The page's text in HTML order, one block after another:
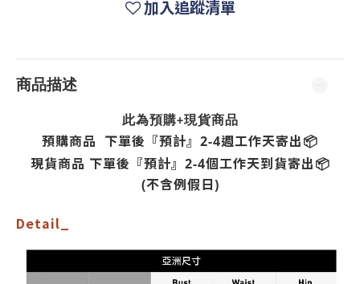
加入追蹤清單
商品描述
此為預購+現貨商品
預購商品 下單後『預計』2-4週工作天寄出📦
現貨商品 下單後 『預計』 2-4個工作天到貨寄出📦
(不含例假日)
Detail_